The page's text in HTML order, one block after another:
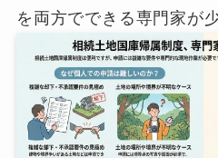
を両方でできる専門家が